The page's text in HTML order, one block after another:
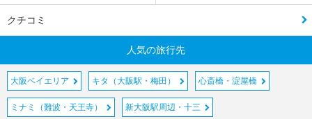
クチコミ
人気の旅行先
大阪ベイエリア キタ（大阪駅・梅田） 心斎橋・淀屋橋
ミナミ（難波・天王寺） 新大阪駅周辺・十三